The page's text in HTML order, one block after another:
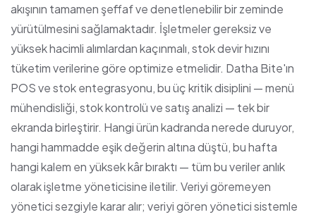
akışının tamamen şeffaf ve denetlenebilir bir zeminde
yürütülmesini sağlamaktadır. İşletmeler gereksiz ve
yüksek hacimli alımlardan kaçınmalı, stok devir hızını
tüketim verilerine göre optimize etmelidir. Datha Bite'ın
POS ve stok entegrasyonu, bu üç kritik disiplini — menü
mühendisliği, stok kontrolü ve satış analizi — tek bir
ekranda birleştirir. Hangi ürün kadranda nerede duruyor,
hangi hammadde eşik değerin altına düştü, bu hafta
hangi kalem en yüksek kâr bıraktı — tüm bu veriler anlık
olarak işletme yöneticisine iletilir. Veriyi göremeyen
yönetici sezgiyle karar alır; veriyi gören yönetici sistemle